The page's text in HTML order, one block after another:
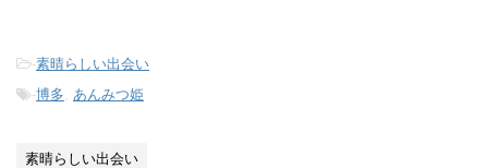
-素晴らしい出会い
-博多 あんみつ姫
素晴らしい出会い